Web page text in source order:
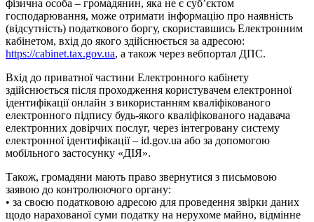
фізична особа – громадянин, яка не є суб’єктом
господарювання, може отримати інформацію про наявність
(відсутність) податкового боргу, скориставшись Електронним
кабінетом, вхід до якого здійснюється за адресою:
https://cabinet.tax.gov.ua, а також через вебпортал ДПС.
Вхід до приватної частини Електронного кабінету
здійснюється після проходження користувачем електронної
ідентифікації онлайн з використанням кваліфікованого
електронного підпису будь-якого кваліфікованого надавача
електронних довірчих послуг, через інтегровану систему
електронної ідентифікації – id.gov.ua або за допомогою
мобільного застосунку «ДІЯ».
Також, громадяни мають право звернутися з письмовою
заявою до контролюючого органу:
• за своєю податковою адресою для проведення звірки даних
щодо нарахованої суми податку на нерухоме майно, відмінне